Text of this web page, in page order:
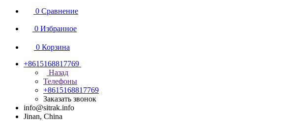
0 Сравнение
0 Избранное
0 Корзина
+8615168817769
Назад
Телефоны
+8615168817769
Заказать звонок
info@sitrak.info
Jinan, China